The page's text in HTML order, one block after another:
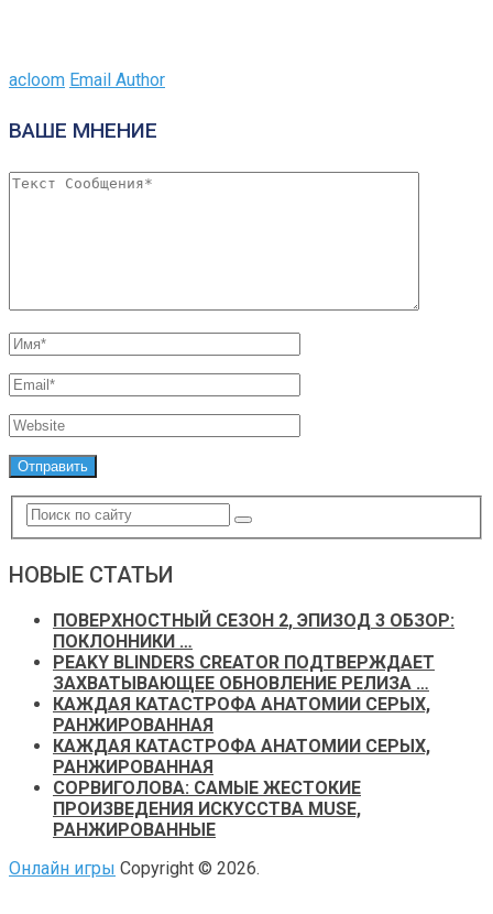
acloom Email Author
ВАШЕ МНЕНИЕ
НОВЫЕ СТАТЬИ
ПОВЕРХНОСТНЫЙ СЕЗОН 2, ЭПИЗОД 3 ОБЗОР:
ПОКЛОННИКИ …
PEAKY BLINDERS CREATOR ПОДТВЕРЖДАЕТ
ЗАХВАТЫВАЮЩЕЕ ОБНОВЛЕНИЕ РЕЛИЗА …
КАЖДАЯ КАТАСТРОФА АНАТОМИИ СЕРЫХ,
РАНЖИРОВАННАЯ
КАЖДАЯ КАТАСТРОФА АНАТОМИИ СЕРЫХ,
РАНЖИРОВАННАЯ
СОРВИГОЛОВА: САМЫЕ ЖЕСТОКИЕ
ПРОИЗВЕДЕНИЯ ИСКУССТВА MUSE,
РАНЖИРОВАННЫЕ
Онлайн игры Copyright © 2026.